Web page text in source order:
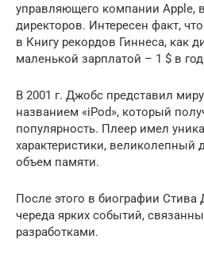
управляющего компании Apple,
директоров. Интересен факт,
в Книгу рекордов Гиннеса, как
маленькой зарплатой – 1 $ в
В 2001 г. Джобс представил
названием «iPod», который
популярность. Плеер имел
характеристики, великолепный
объем памяти.
После этого в биографии
череда ярких событий,
разработками.